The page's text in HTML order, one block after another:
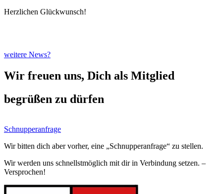
Herzlichen Glückwunsch!
weitere News?
Wir freuen uns, Dich als Mitglied
begrüßen zu dürfen
Schnupperanfrage
Wir bitten dich aber vorher, eine „Schnupperanfrage“ zu stellen.
Wir werden uns schnellstmöglich mit dir in Verbindung setzen. –
Versprochen!